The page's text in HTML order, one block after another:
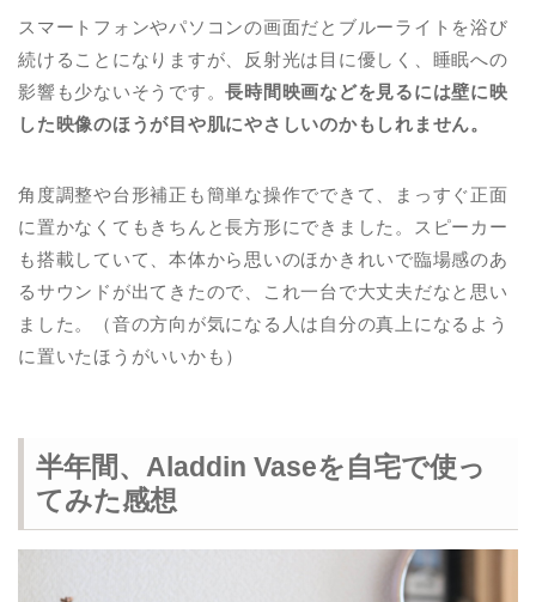
スマートフォンやパソコンの画面だとブルーライトを浴び
続けることになりますが、反射光は目に優しく、睡眠への
影響も少ないそうです。長時間映画などを見るには壁に映
した映像のほうが目や肌にやさしいのかもしれません。
角度調整や台形補正も簡単な操作でできて、まっすぐ正面
に置かなくてもきちんと長方形にできました。スピーカー
も搭載していて、本体から思いのほかきれいで臨場感のあ
るサウンドが出てきたので、これ一台で大丈夫だなと思い
ました。（音の方向が気になる人は自分の真上になるよう
に置いたほうがいいかも）
半年間、Aladdin Vaseを自宅で使っ
てみた感想